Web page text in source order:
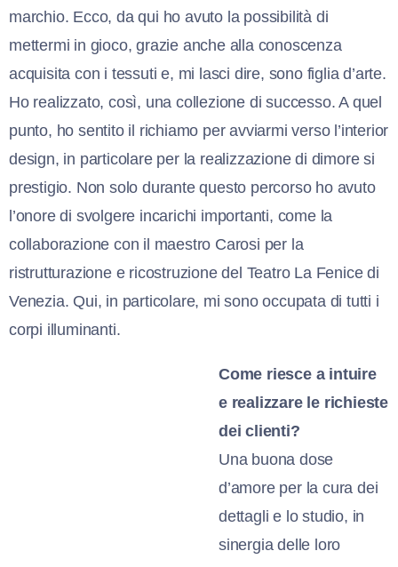
marchio. Ecco, da qui ho avuto la possibilità di
mettermi in gioco, grazie anche alla conoscenza
acquisita con i tessuti e, mi lasci dire, sono figlia d’arte.
Ho realizzato, così, una collezione di successo. A quel
punto, ho sentito il richiamo per avviarmi verso l’interior
design, in particolare per la realizzazione di dimore si
prestigio. Non solo durante questo percorso ho avuto
l’onore di svolgere incarichi importanti, come la
collaborazione con il maestro Carosi per la
ristrutturazione e ricostruzione del Teatro La Fenice di
Venezia. Qui, in particolare, mi sono occupata di tutti i
corpi illuminanti.
Come riesce a intuire
e realizzare le richieste
dei clienti?
Una buona dose
d’amore per la cura dei
dettagli e lo studio, in
sinergia delle loro